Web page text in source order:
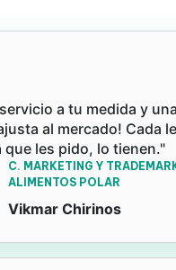
servicio a tu medida y
al mercado! Cada
que les pido, lo tienen."
C. MARKETING Y
ALIMENTOS POLAR
Vikmar Chirinos